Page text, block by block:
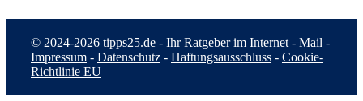
© 2024-2026 tipps25.de - Ihr Ratgeber im Internet - Mail -
Impressum - Datenschutz - Haftungsausschluss - Cookie-
Richtlinie EU